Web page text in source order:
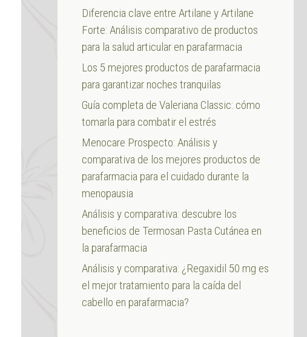
Diferencia clave entre Artilane y Artilane
Forte: Análisis comparativo de productos
para la salud articular en parafarmacia
Los 5 mejores productos de parafarmacia
para garantizar noches tranquilas
Guía completa de Valeriana Classic: cómo
tomarla para combatir el estrés
Menocare Prospecto: Análisis y
comparativa de los mejores productos de
parafarmacia para el cuidado durante la
menopausia
Análisis y comparativa: descubre los
beneficios de Termosan Pasta Cutánea en
la parafarmacia
Análisis y comparativa: ¿Regaxidil 50 mg es
el mejor tratamiento para la caída del
cabello en parafarmacia?